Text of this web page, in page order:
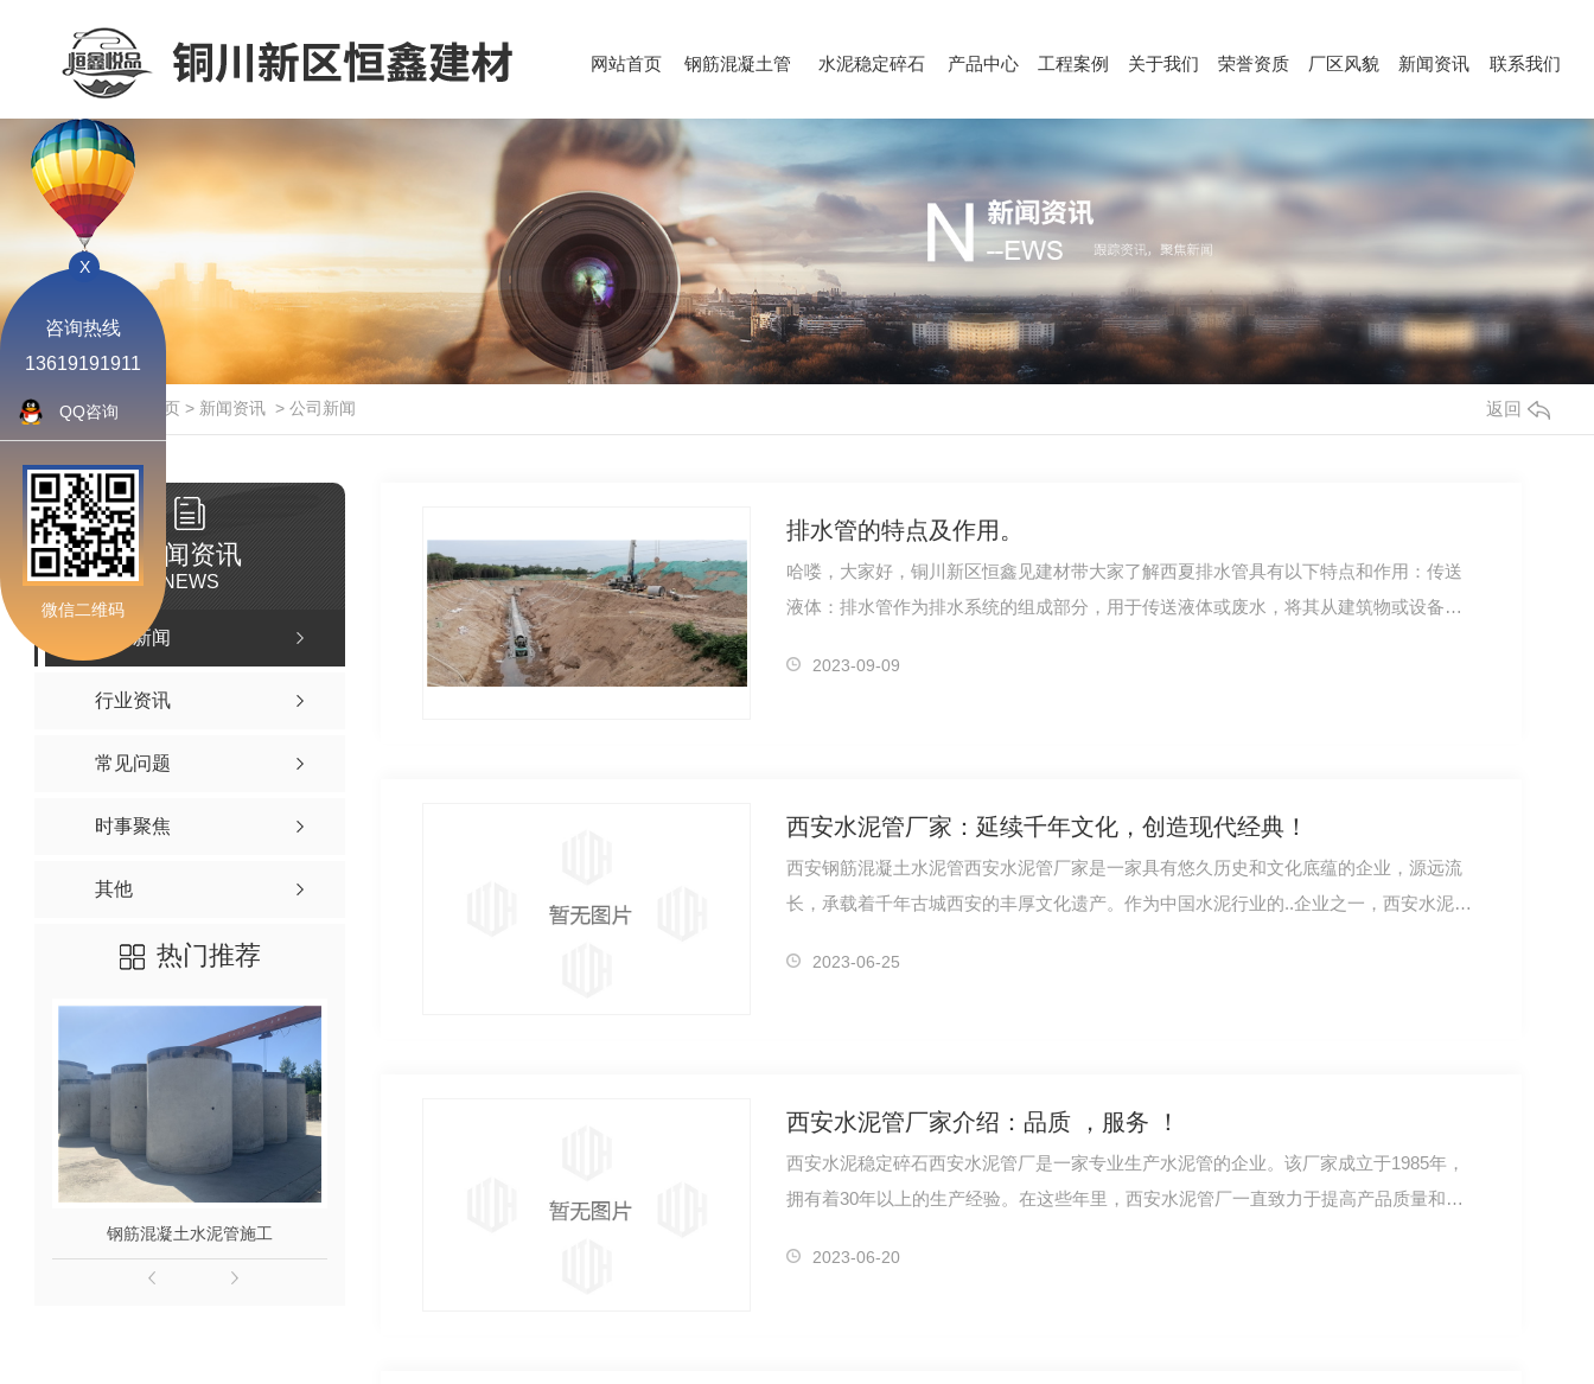
网站首页 钢筋混凝土管 水泥稳定碎石 产品中心 工程案例 关于我们 荣誉资质 厂区风貌 新闻资讯 联系我们
当前位置： 首页 > 新闻资讯 > 公司新闻 返回
新闻资讯
NEWS
公司新闻
行业资讯
常见问题
时事聚焦
其他
热门推荐
钢筋混凝土水泥管施工
排水管的特点及作用。
哈喽，大家好，铜川新区恒鑫见建材带大家了解西夏排水管具有以下特点和作用：传送
液体：排水管作为排水系统的组成部分，用于传送液体或废水，将其从建筑物或设备
2023-09-09
西安水泥管厂家：延续千年文化，创造现代经典！
西安钢筋混凝土水泥管西安水泥管厂家是一家具有悠久历史和文化底蕴的企业，源远流
长，承载着千年古城西安的丰厚文化遗产。作为中国水泥行业的..企业之一，西安水泥…
2023-06-25
西安水泥管厂家介绍：品质 ，服务 ！
西安水泥稳定碎石西安水泥管厂是一家专业生产水泥管的企业。该厂家成立于1985年，
拥有着30年以上的生产经验。在这些年里，西安水泥管厂一直致力于提高产品质量和
2023-06-20
X
咨询热线
13619191911
QQ咨询
微信二维码